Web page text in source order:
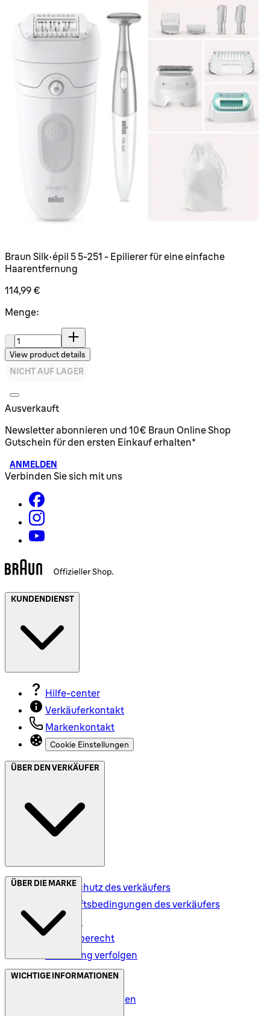
Braun Silk-épil 5 5-251 - Epilierer für eine einfache
Haarentfernung
114,99 €
Menge:
Menge:
View product details
NICHT AUF LAGER
Ausverkauft
Newsletter abonnieren und 10€ Braun Online Shop
Gutschein für den ersten Einkauf erhalten*
ANMELDEN
Verbinden Sie sich mit uns
KUNDENDIENST
Hilfe-center
Verkäuferkontakt
Markenkontakt
Cookie Einstellungen
ÜBER DEN VERKÄUFER
Datenschutz des verkäufers
Geschäftsbedingungen des verkäufers
Versand
Rückgaberecht
Bestellung verfolgen
ÜBER DIE MARKE
Datenschutz (DE)
Geschäftsbedingungen
WICHTIGE INFORMATIONEN